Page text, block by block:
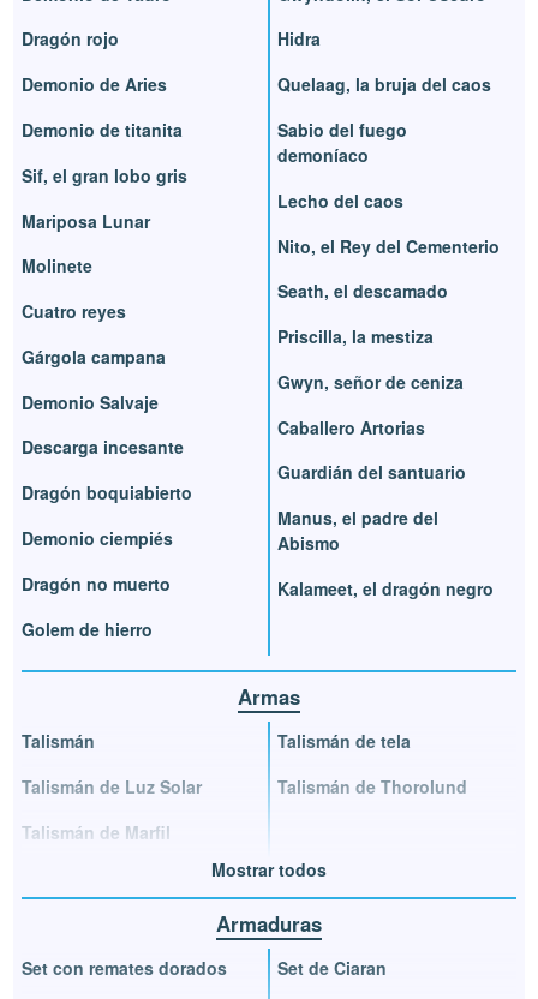
Dragón rojo
Demonio de Aries
Demonio de titanita
Sif, el gran lobo gris
Mariposa Lunar
Molinete
Cuatro reyes
Gárgola campana
Demonio Salvaje
Descarga incesante
Dragón boquiabierto
Demonio ciempiés
Dragón no muerto
Golem de hierro
Hidra
Quelaag, la bruja del caos
Sabio del fuego
demoníaco
Lecho del caos
Nito, el Rey del Cementerio
Seath, el descamado
Priscilla, la mestiza
Gwyn, señor de ceniza
Caballero Artorias
Guardián del santuario
Manus, el padre del
Abismo
Kalameet, el dragón negro
Armas
Talismán
Talismán de Luz Solar
Talismán de Marfil
Talismán de tela
Talismán de Thorolund
Mostrar todos
Armaduras
Set con remates dorados
Set de Ciaran